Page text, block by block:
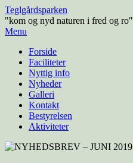
Teglgårdsparken
"kom og nyd naturen i fred og ro"
Menu
Forside
Faciliteter
Nyttig info
Nyheder
Galleri
Kontakt
Bestyrelsen
Aktiviteter